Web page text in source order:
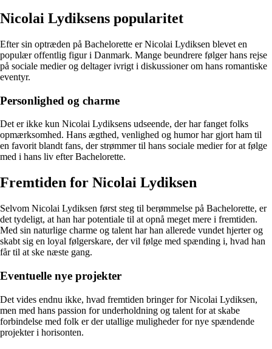
Nicolai Lydiksens popularitet
Efter sin optræden på Bachelorette er Nicolai Lydiksen blevet en
populær offentlig figur i Danmark. Mange beundrere følger hans rejse
på sociale medier og deltager ivrigt i diskussioner om hans romantiske
eventyr.
Personlighed og charme
Det er ikke kun Nicolai Lydiksens udseende, der har fanget folks
opmærksomhed. Hans ægthed, venlighed og humor har gjort ham til
en favorit blandt fans, der strømmer til hans sociale medier for at følge
med i hans liv efter Bachelorette.
Fremtiden for Nicolai Lydiksen
Selvom Nicolai Lydiksen først steg til berømmelse på Bachelorette, er
det tydeligt, at han har potentiale til at opnå meget mere i fremtiden.
Med sin naturlige charme og talent har han allerede vundet hjerter og
skabt sig en loyal følgerskare, der vil følge med spænding i, hvad han
får til at ske næste gang.
Eventuelle nye projekter
Det vides endnu ikke, hvad fremtiden bringer for Nicolai Lydiksen,
men med hans passion for underholdning og talent for at skabe
forbindelse med folk er der utallige muligheder for nye spændende
projekter i horisonten.